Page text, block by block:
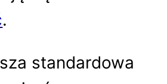
.
standardowa